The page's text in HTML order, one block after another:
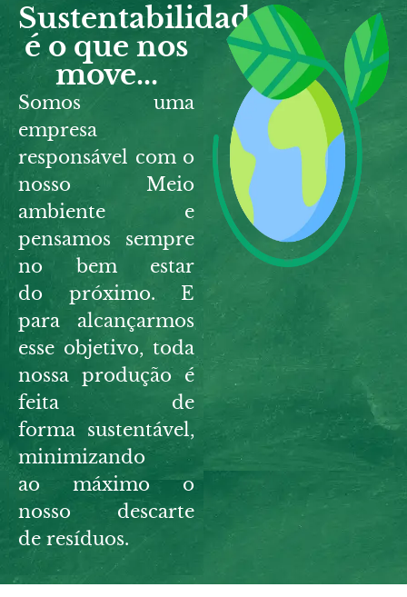
Sustentabilidade
é o que nos
move...
Somos uma
empresa
responsável com o
nosso Meio
ambiente e
pensamos sempre
no bem estar
do próximo. E
para alcançarmos
esse objetivo, toda
nossa produção é
feita de
forma sustentável,
minimizando
ao máximo o
nosso descarte
de resíduos.